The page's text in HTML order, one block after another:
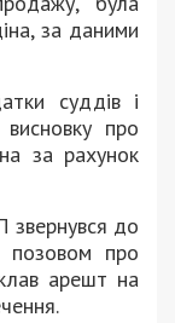
за даними
суддів і
про
за рахунок
звернувся до
позовом про
арешт на